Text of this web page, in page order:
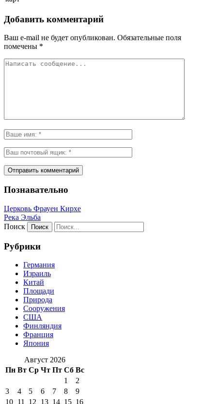
Добавить комментарий
Ваш e-mail не будет опубликован. Обязательные поля
помечены *
Познавательно
Церковь Фрауен Кирхе
Река Эльба
Поиск
Рубрики
Германия
Израиль
Китай
Площади
Природа
Сооружения
США
Финляндия
Франция
Япония
Август 2026
Пн Вт Ср Чт Пт Сб Вс
1
2
3
4 5 6 7 8
9
10 11 12 13 14 15 16